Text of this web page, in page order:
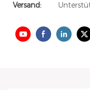
Versand: